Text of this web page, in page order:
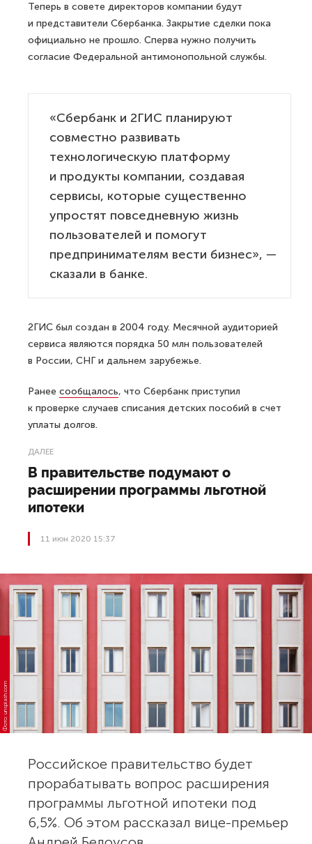
Теперь в совете директоров компании будут
и представители Сбербанка. Закрытие сделки пока
официально не прошло. Сперва нужно получить
согласие Федеральной антимонопольной службы.
«Сбербанк и 2ГИС планируют
совместно развивать
технологическую платформу
и продукты компании, создавая
сервисы, которые существенно
упростят повседневную жизнь
пользователей и помогут
предпринимателям вести бизнес», —
сказали в банке.
2ГИС был создан в 2004 году. Месячной аудиторией
сервиса являются порядка 50 млн пользователей
в России, СНГ и дальнем зарубежье.
Ранее сообщалось, что Сбербанк приступил
к проверке случаев списания детских пособий в счет
уплаты долгов.
ДАЛЕЕ
В правительстве подумают о
расширении программы льготной
ипотеки
11 июн 2020 15:37
Фото: unsplash.com
Российское правительство будет
прорабатывать вопрос расширения
программы льготной ипотеки под
6,5%. Об этом рассказал вице-премьер